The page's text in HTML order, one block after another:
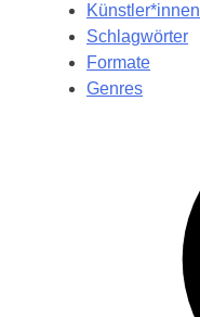
Künstler*innen
Schlagwörter
Formate
Genres